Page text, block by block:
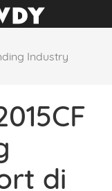
Industry
di